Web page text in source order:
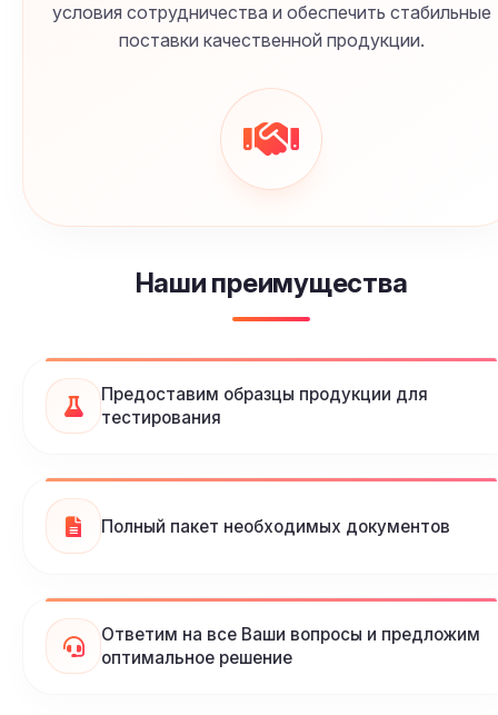
условия сотрудничества и обеспечить стабильные
поставки качественной продукции.
Наши преимущества
Предоставим образцы продукции для
тестирования
Полный пакет необходимых документов
Ответим на все Ваши вопросы и предложим
оптимальное решение